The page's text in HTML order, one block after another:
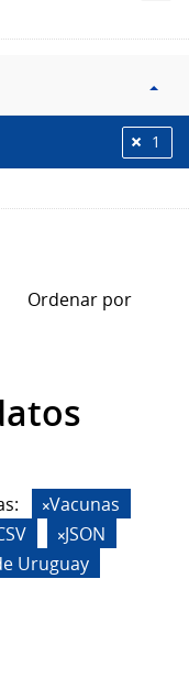
1
Ordenar por
Vacunas
JSON
Uruguay